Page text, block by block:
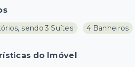
sendo 3 Suítes 4 Banheiros
do Imóvel